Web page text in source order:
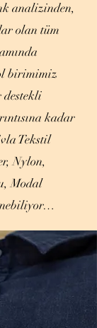
analizinden,
olan tüm
birimimiz
kadar
Tekstil
Nylon,
Modal